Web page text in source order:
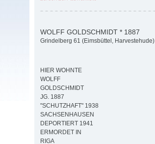
WOLFF GOLDSCHMIDT * 1887
Grindelberg 61 (Eimsbüttel, Harvestehude)
HIER WOHNTE
WOLFF
GOLDSCHMIDT
JG. 1887
"SCHUTZHAFT" 1938
SACHSENHAUSEN
DEPORTIERT 1941
ERMORDET IN
RIGA